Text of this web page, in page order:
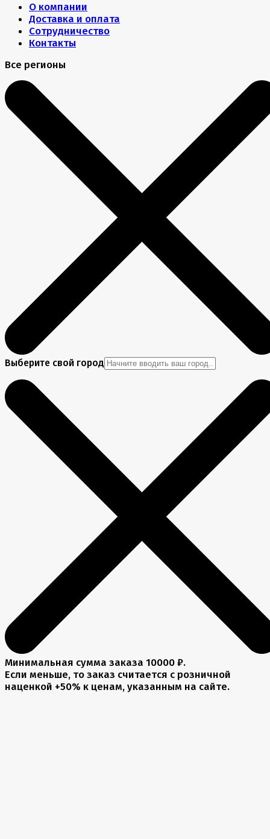
О компании
Доставка и оплата
Сотрудничество
Контакты
Все регионы
Выберите свой город
Минимальная сумма заказа 10000 ₽.
Если меньше, то заказ считается с розничной
наценкой +50% к ценам, указанным на сайте.